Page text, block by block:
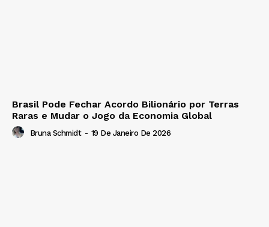
Brasil Pode Fechar Acordo Bilionário por Terras
Raras e Mudar o Jogo da Economia Global
Bruna Schmidt - 19 De Janeiro De 2026